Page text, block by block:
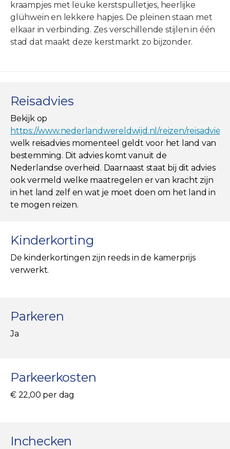
kraampjes met leuke kerstspulletjes, heerlijke
glühwein en lekkere hapjes. De pleinen staan met
elkaar in verbinding. Zes verschillende stijlen in één
stad dat maakt deze kerstmarkt zo bijzonder.
Reisadvies
Bekijk op
https://www.nederlandwereldwijd.nl/reizen/
welk reisadvies momenteel geldt voor het land van
bestemming. Dit advies komt vanuit de
Nederlandse overheid. Daarnaast staat bij dit advies
ook vermeld welke maatregelen er van kracht zijn
in het land zelf en wat je moet doen om het land in
te mogen reizen.
Kinderkorting
De kinderkortingen zijn reeds in de kamerprijs
verwerkt.
Parkeren
Ja
Parkeerkosten
€ 22,00 per dag
Inchecken